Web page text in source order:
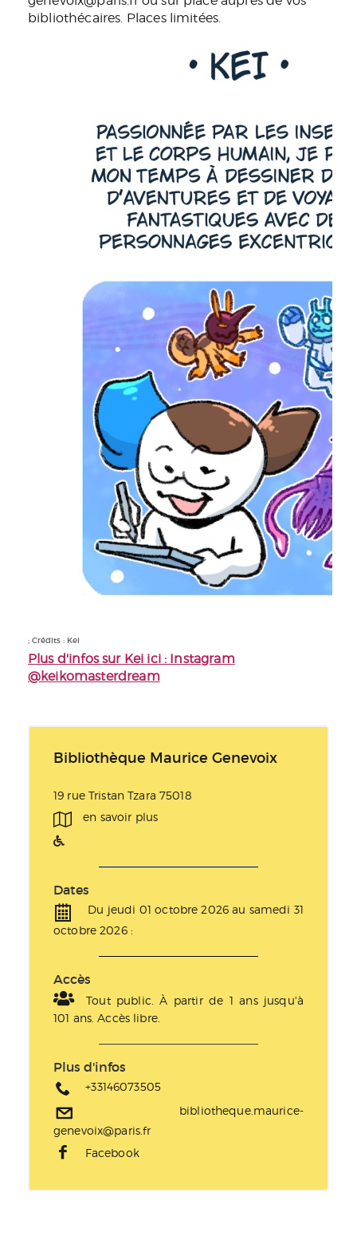
bibliothécaires. Places limitées.
; Crédits : Kei
Plus d'infos sur Kei ici : Instagram
@keikomasterdream
Bibliothèque Maurice Genevoix
19 rue Tristan Tzara 75018
en savoir plus
Dates
Du jeudi 01 octobre 2026 au samedi 31
octobre 2026 :
Accès
Tout public. À partir de 1 ans jusqu'à
101 ans. Accès libre.
Plus d'infos
+33146073505
bibliotheque.maurice-
genevoix@paris.fr
Facebook